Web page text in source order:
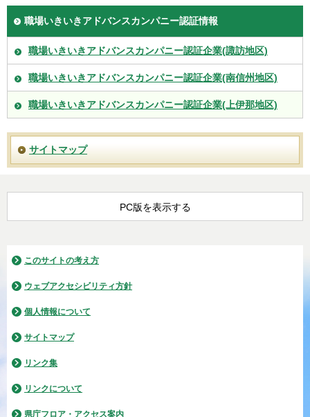
職場いきいきアドバンスカンパニー認証情報
職場いきいきアドバンスカンパニー認証企業(諏訪地区)
職場いきいきアドバンスカンパニー認証企業(南信州地区)
職場いきいきアドバンスカンパニー認証企業(上伊那地区)
サイトマップ
PC版を表示する
このサイトの考え方
ウェブアクセシビリティ方針
個人情報について
サイトマップ
リンク集
リンクについて
県庁フロア・アクセス案内